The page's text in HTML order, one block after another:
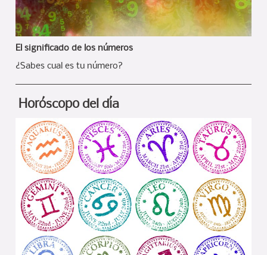
El significado de los números
¿Sabes cual es tu número?
Horóscopo del día